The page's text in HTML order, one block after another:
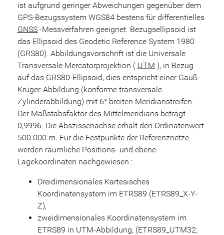
ist aufgrund geringer Abweichungen gegenüber dem
GPS-Bezugssystem WGS84 bestens für differentielles
GNSS -Messverfahren geeignet. Bezugsellipsoid ist
das Ellipsoid des Geodetic Reference System 1980
(GRS80). Abbildungsvorschrift ist die Universale
Transversale Mercatorprojektion ( UTM ), in Bezug
auf das GRS80-Ellipsoid, dies entspricht einer Gauß-
Krüger-Abbildung (konforme transversale
Zylinderabbildung) mit 6° breiten Meridianstreifen.
Der Maßstabsfaktor des Mittelmeridians beträgt
0,9996. Die Abszissenachse erhält den Ordinatenwert
500 000 m. Für die Festpunkte der Referenznetze
werden räumliche Positions- und ebene
Lagekoordinaten nachgewiesen :
Dreidimensionales Kartesisches
Koordinatensystem im ETRS89 (ETRS89_X-Y-
Z),
zweidimensionales Koordinatensystem im
ETRS89 in UTM-Abbildung, (ETRS89_UTM32;